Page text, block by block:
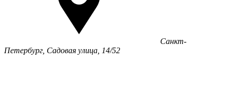
Санкт-
Петербург, Садовая улица, 14/52